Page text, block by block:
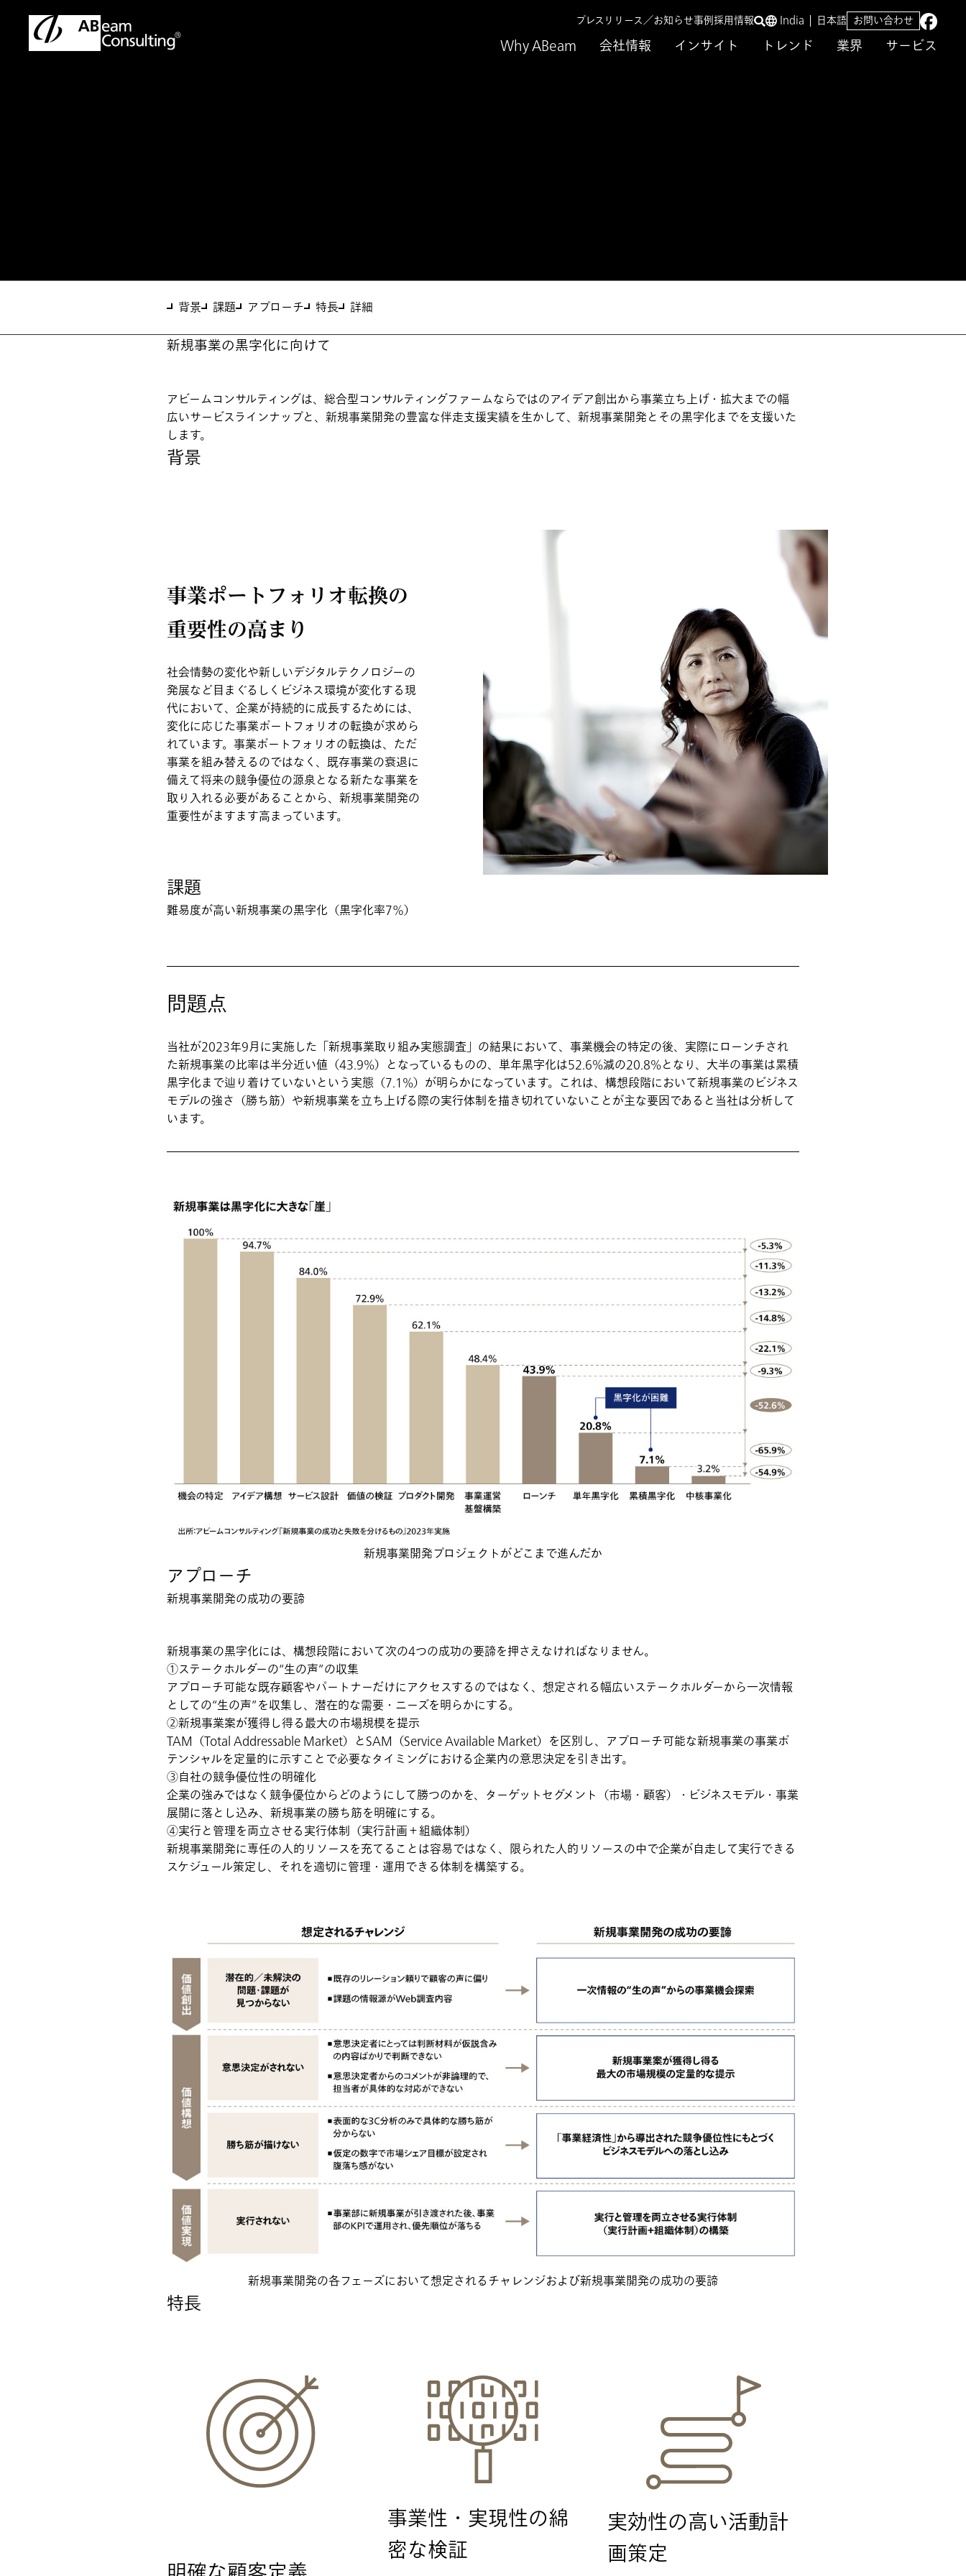
Why ABeam 会社情報 インサイト トレンド 業界 サービス
プレスリリース／お知らせ事例採用情報 India 日本語 お問い合わせ
背景 課題 アプローチ 特長 詳細
新規事業の黒字化に向けて
アビームコンサルティングは、総合型コンサルティングファームならではのアイデア創出から事業立ち上げ・拡大までの幅
広いサービスラインナップと、新規事業開発の豊富な伴走支援実績を生かして、新規事業開発とその黒字化までを支援いた
します。
背景
事業ポートフォリオ転換の
重要性の高まり
社会情勢の変化や新しいデジタルテクノロジーの
発展など目まぐるしくビジネス環境が変化する現
代において、企業が持続的に成長するためには、
変化に応じた事業ポートフォリオの転換が求めら
れています。事業ポートフォリオの転換は、ただ
事業を組み替えるのではなく、既存事業の衰退に
備えて将来の競争優位の源泉となる新たな事業を
取り入れる必要があることから、新規事業開発の
重要性がますます高まっています。
課題
難易度が高い新規事業の黒字化（黒字化率7％）
問題点
当社が2023年9月に実施した「新規事業取り組み実態調査」の結果において、事業機会の特定の後、実際にローンチされ
た新規事業の比率は半分近い値（43.9%）となっているものの、単年黒字化は52.6%減の20.8%となり、大半の事業は累積
黒字化まで辿り着けていないという実態（7.1%）が明らかになっています。これは、構想段階において新規事業のビジネス
モデルの強さ（勝ち筋）や新規事業を立ち上げる際の実行体制を描き切れていないことが主な要因であると当社は分析して
います。
新規事業開発プロジェクトがどこまで進んだか
アプローチ
新規事業開発の成功の要諦
新規事業の黒字化には、構想段階において次の4つの成功の要諦を押さえなければなりません。
①ステークホルダーの“生の声”の収集
アプローチ可能な既存顧客やパートナーだけにアクセスするのではなく、想定される幅広いステークホルダーから一次情報
としての“生の声”を収集し、潜在的な需要・ニーズを明らかにする。
②新規事業案が獲得し得る最大の市場規模を提示
TAM（Total Addressable Market）とSAM（Service Available Market）を区別し、アプローチ可能な新規事業の事業ポ
テンシャルを定量的に示すことで必要なタイミングにおける企業内の意思決定を引き出す。
③自社の競争優位性の明確化
企業の強みではなく競争優位からどのようにして勝つのかを、ターゲットセグメント（市場・顧客）・ビジネスモデル・事業
展開に落とし込み、新規事業の勝ち筋を明確にする。
④実行と管理を両立させる実行体制（実行計画＋組織体制）
新規事業開発に専任の人的リソースを充てることは容易ではなく、限られた人的リソースの中で企業が自走して実行できる
スケジュール策定し、それを適切に管理・運用できる体制を構築する。
新規事業開発の各フェーズにおいて想定されるチャレンジおよび新規事業開発の成功の要諦
特長
事業性・実現性の綿
密な検証
実効性の高い活動計
画策定